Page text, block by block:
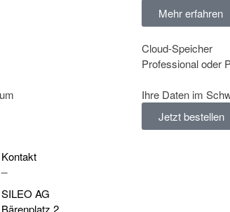
Mehr erfahren
Cloud-Speicher
Professional oder
Ihre Daten im
Jetzt bestellen
Kontakt
SILEO AG
Bärenplatz 2